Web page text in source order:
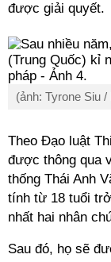
được giải quyết.
(ảnh: Tyrone Siu /
Theo Đạo luật
được thông qua
thống Thái Anh
tính từ 18 tuổi
nhất hai nhân
Sau đó, họ sẽ